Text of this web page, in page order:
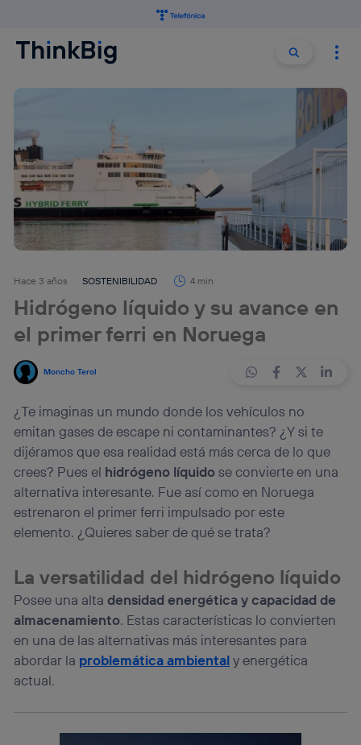
Buscar
Hace 3 años SOSTENIBILIDAD 4 min
Hidrógeno líquido y su avance en
el primer ferri en Noruega
Moncho Terol
¿Te imaginas un mundo donde los vehículos no
emitan gases de escape ni contaminantes? ¿Y si te
dijéramos que esa realidad está más cerca de lo que
crees? Pues el hidrógeno líquidose convierte en una
alternativa interesante. Fue así como en Noruega
estrenaron el primer ferri impulsado por este
elemento. ¿Quieres saber de qué se trata?
La versatilidad del hidrógeno líquido
Posee una altadensidad energética y capacidad de
almacenamiento. Estas características lo convierten
en una de las alternativas más interesantes para
abordar la problemática ambientaly energética
actual.